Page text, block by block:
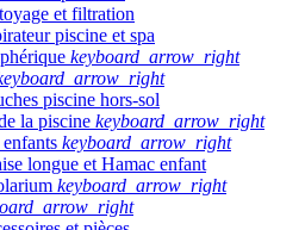
et filtration
piscine et spa
keyboard_arrow_right
piscine hors-sol
la piscine keyboard_arrow_right
keyboard_arrow_right
longue et Hamac enfant
keyboard_arrow_right